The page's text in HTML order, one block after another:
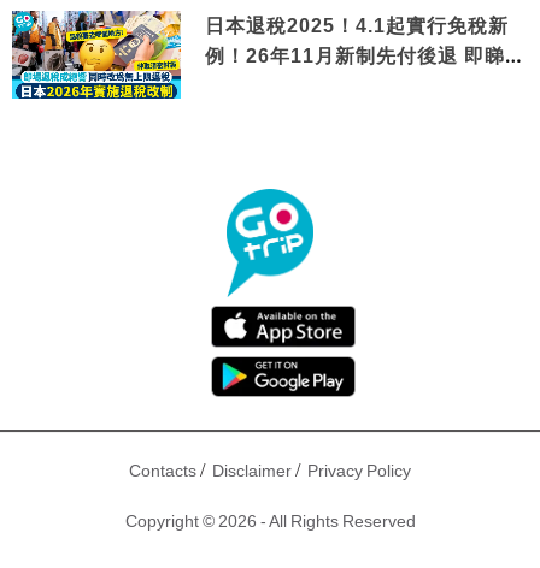
日本退稅2025！4.1起實行免稅新
例！26年11月新制先付後退 即睇步
Contacts/ Disclaimer/ Privacy Policy
Copyright © 2026 - All Rights Reserved